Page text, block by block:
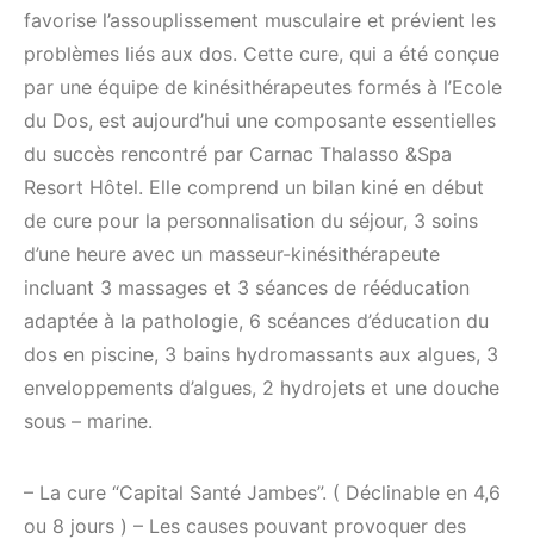
favorise l’assouplissement musculaire et prévient les
problèmes liés aux dos. Cette cure, qui a été conçue
par une équipe de kinésithérapeutes formés à l’Ecole
du Dos, est aujourd’hui une composante essentielles
du succès rencontré par Carnac Thalasso &Spa
Resort Hôtel. Elle comprend un bilan kiné en début
de cure pour la personnalisation du séjour, 3 soins
d’une heure avec un masseur-kinésithérapeute
incluant 3 massages et 3 séances de rééducation
adaptée à la pathologie, 6 scéances d’éducation du
dos en piscine, 3 bains hydromassants aux algues, 3
enveloppements d’algues, 2 hydrojets et une douche
sous – marine.
– La cure “Capital Santé Jambes”. ( Déclinable en 4,6
ou 8 jours ) – Les causes pouvant provoquer des